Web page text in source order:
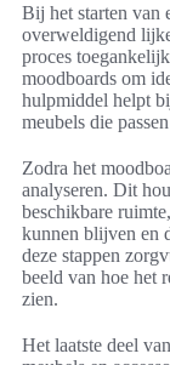
Bij het starten van
overweldigend
proces
moodboards om
hulpmiddel helpt
meubels die
Zodra het
analyseren. Dit
beschikbare
kunnen blijven en
deze stappen
beeld van hoe het
zien.
Het laatste deel